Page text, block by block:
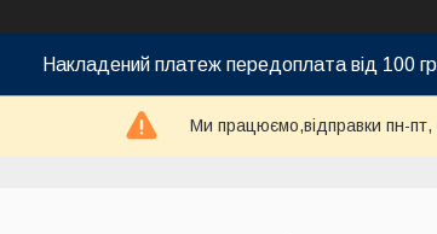
Накладений платеж передоплата від 100
Ми працюємо,відправки пн-пт,